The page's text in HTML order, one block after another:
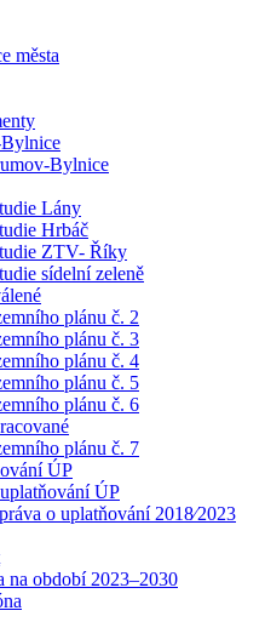
města
Bylnice
Lány
Hrbáč
ZTV- Říky
sídelní zeleně
plánu č. 2
plánu č. 3
plánu č. 4
plánu č. 5
plánu č. 6
plánu č. 7
ÚP
ÚP
o uplatňování 2018⁄2023
na období 2023–2030